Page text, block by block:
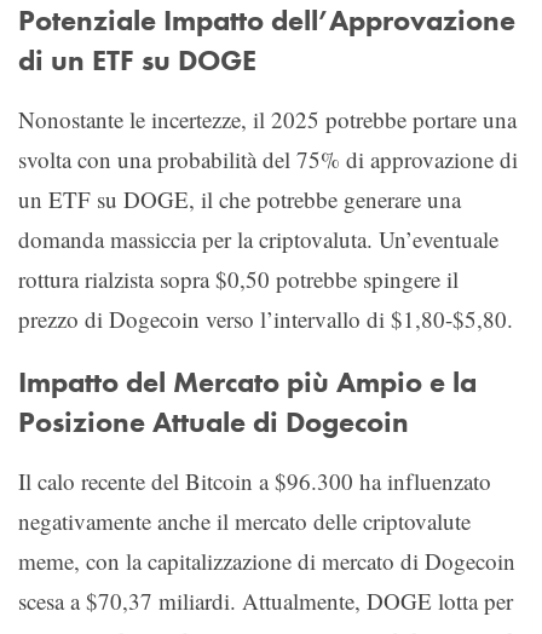
Potenziale Impatto dell’Approvazione
di un ETF su DOGE
Nonostante le incertezze, il 2025 potrebbe portare una
svolta con una probabilità del 75% di approvazione di
un ETF su DOGE, il che potrebbe generare una
domanda massiccia per la criptovaluta. Un’eventuale
rottura rialzista sopra $0,50 potrebbe spingere il
prezzo di Dogecoin verso l’intervallo di $1,80-$5,80.
Impatto del Mercato più Ampio e la
Posizione Attuale di Dogecoin
Il calo recente del Bitcoin a $96.300 ha influenzato
negativamente anche il mercato delle criptovalute
meme, con la capitalizzazione di mercato di Dogecoin
scesa a $70,37 miliardi. Attualmente, DOGE lotta per